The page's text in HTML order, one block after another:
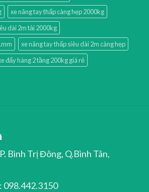
xe nâng tay thấp càng hẹp 2000kg
dài 2m tải 2000kg
xe nâng tay thấp siêu dài 2m càng hẹp
đẩy hàng 2 tầng 200kg giá rẻ
Bình Trị Đông, Q.Bình Tân,